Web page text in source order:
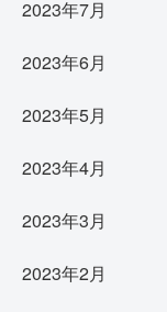
2023年7月
2023年6月
2023年5月
2023年4月
2023年3月
2023年2月